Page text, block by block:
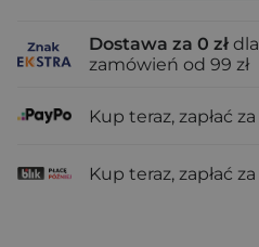
Dostawa za 0 zł dla
zamówień od 99 zł
Kup teraz, zapłać za
Kup teraz, zapłać za